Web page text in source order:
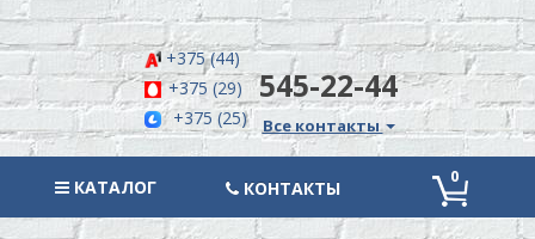
+375 (44)
+375 (29)
+375 (25)
545-22-44
Все контакты
КАТАЛОГ
КАТАЛОГ КОНТАКТЫ
0